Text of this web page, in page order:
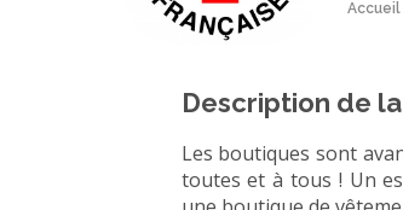
Accueil
Description de
Les boutiques sont
toutes et à tous ! Un